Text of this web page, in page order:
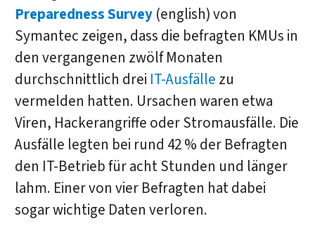
Preparedness Survey(english) von
Symantec zeigen, dass die befragten KMUs in
den vergangenen zwölf Monaten
durchschnittlich drei IT-Ausfälle zu
vermelden hatten. Ursachen waren etwa
Viren, Hackerangriffe oder Stromausfälle. Die
Ausfälle legten bei rund 42 % der Befragten
den IT-Betrieb für acht Stunden und länger
lahm. Einer von vier Befragten hat dabei
sogar wichtige Daten verloren.